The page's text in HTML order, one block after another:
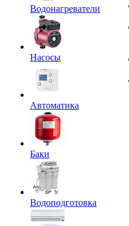
Водонагреватели
Насосы
Автоматика
Баки
Водоподготовка